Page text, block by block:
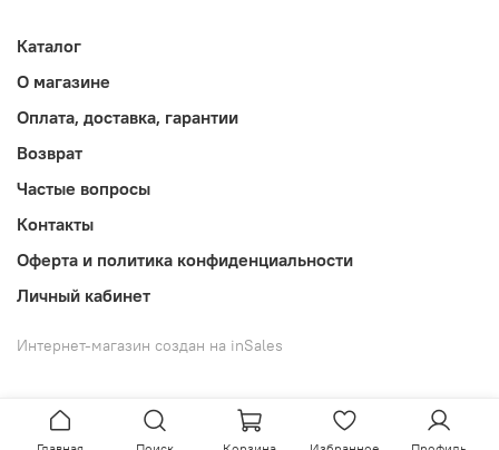
Каталог
О магазине
Оплата, доставка, гарантии
Возврат
Частые вопросы
Контакты
Оферта и политика конфиденциальности
Личный кабинет
Интернет-магазин создан на inSales